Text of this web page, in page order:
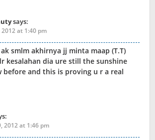
says:
at 1:40 pm
smlm akhirnya jj minta maap (T.T)
kesalahan dia ure still the sunshine
and this is proving u r a real
2012 at 1:46 pm